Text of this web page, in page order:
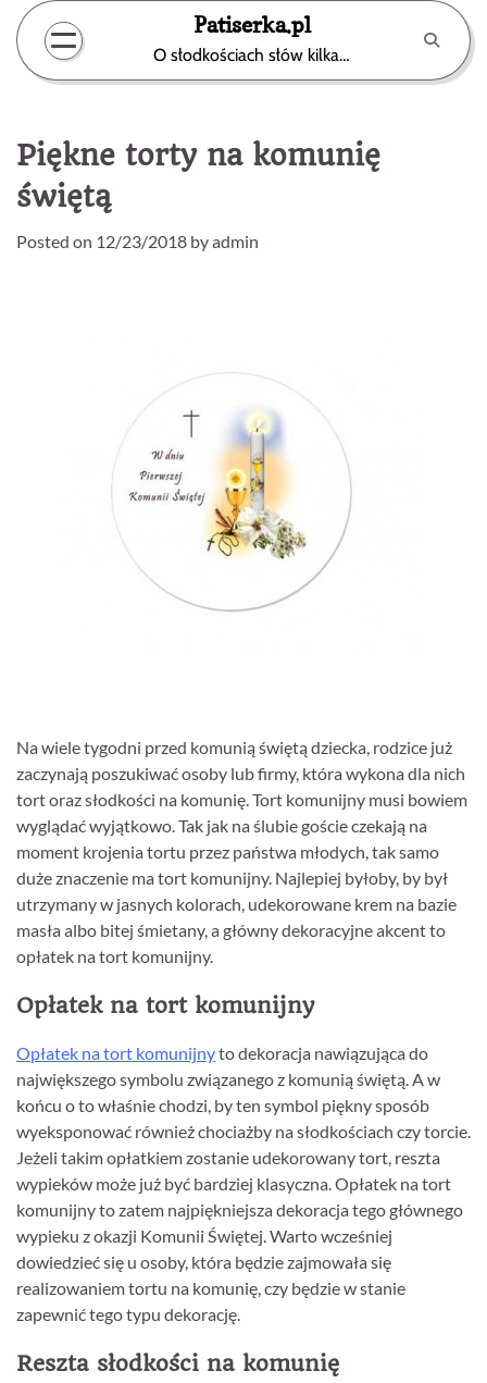
Skip
content
Patiserka.pl
O słodkościach słów kilka…
Piękne torty na komunię
świętą
Posted on 12/23/2018 byadmin
Na wiele tygodni przed komunią świętą dziecka, rodzice już
zaczynają poszukiwać osoby lub firmy, która wykona dla nich
tort oraz słodkości na komunię. Tort komunijny musi bowiem
wyglądać wyjątkowo. Tak jak na ślubie goście czekają na
moment krojenia tortu przez państwa młodych, tak samo
duże znaczenie ma tort komunijny. Najlepiej byłoby, by był
utrzymany w jasnych kolorach, udekorowane krem na bazie
masła albo bitej śmietany, a główny dekoracyjne akcent to
opłatek na tort komunijny.
Opłatek na tort komunijny
Opłatek na tort komunijnyto dekoracja nawiązująca do
największego symbolu związanego z komunią świętą. A w
końcu o to właśnie chodzi, by ten symbol piękny sposób
wyeksponować również chociażby na słodkościach czy torcie.
Jeżeli takim opłatkiem zostanie udekorowany tort, reszta
wypieków może już być bardziej klasyczna. Opłatek na tort
komunijny to zatem najpiękniejsza dekoracja tego głównego
wypieku z okazji Komunii Świętej. Warto wcześniej
dowiedzieć się u osoby, która będzie zajmowała się
realizowaniem tortu na komunię, czy będzie w stanie
zapewnić tego typu dekorację.
Reszta słodkości na komunię